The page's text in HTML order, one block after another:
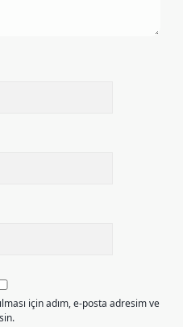
için adım, e-posta adresim ve